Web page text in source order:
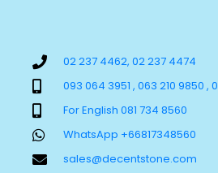
02 237 4462, 02 237 4474
093 064 3951 , 063 210 9850 ,
For English 081 734 8560
WhatsApp +66817348560
sales@decentstone.com